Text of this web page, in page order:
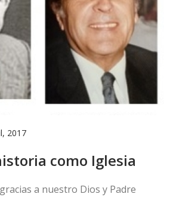
2017
como Iglesia
a nuestro Dios y Padre